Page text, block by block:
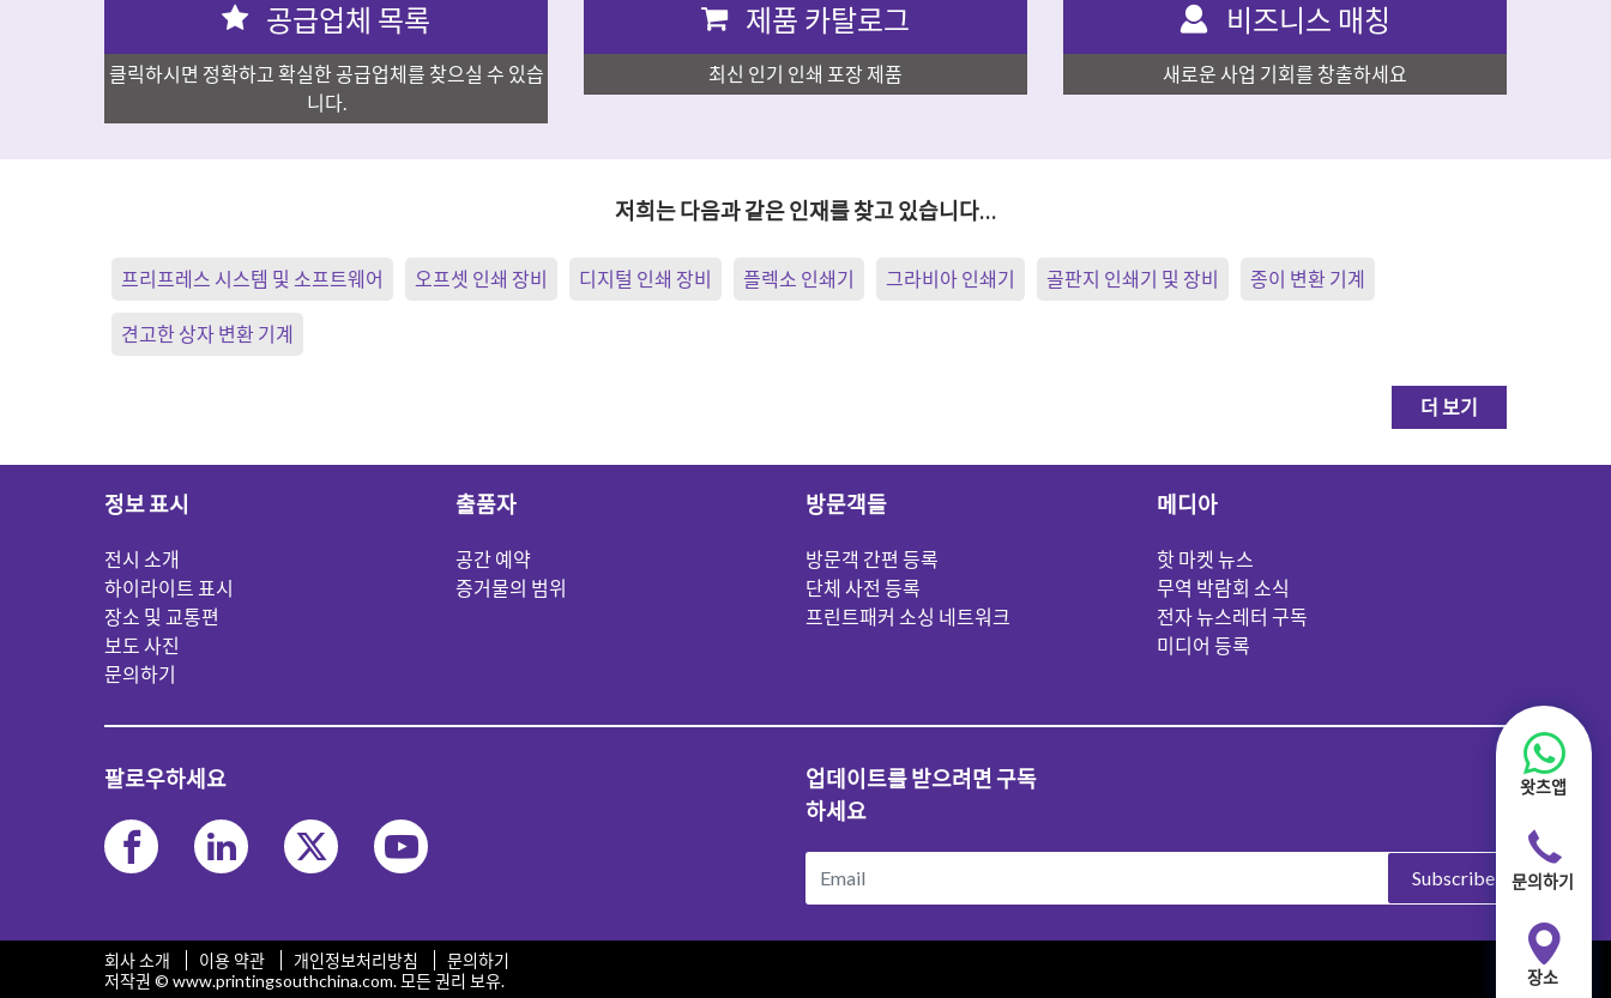
공급업체 목록
클릭하시면 정확하고 확실한 공급업체를 찾으실 수 있습
니다.
제품 카탈로그
최신 인기 인쇄 포장 제품
비즈니스 매칭
새로운 사업 기회를 창출하세요
저희는 다음과 같은 인재를 찾고 있습니다…
프리프레스 시스템 및 소프트웨어 오프셋 인쇄 장비 디지털 인쇄 장비 플렉소 인쇄기 그라비아 인쇄기 골판지 인쇄기 및 장비 종이 변환 기계
견고한 상자 변환 기계
더 보기
정보 표시
전시 소개
하이라이트 표시
장소 및 교통편
보도 사진
문의하기
출품자
공간 예약
증거물의 범위
방문객들
방문객 간편 등록
단체 사전 등록
프린트패커 소싱 네트워크
메디아
핫 마켓 뉴스
무역 박람회 소식
전자 뉴스레터 구독
미디어 등록
팔로우하세요
업데이트를 받으려면 구독
하세요
Subscribe
회사 소개 이용 약관 개인정보처리방침
문의하기
저작권 © www.printingsouthchina.com. 모든 권리 보유.
왓츠앱
문의하기
장소